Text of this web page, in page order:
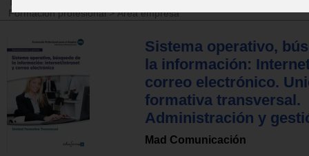
Formación profesional>Área empresa
Sistema operativo,
la información:
correo electrónico.
formativa transversal.
Administración y
Mad Comunicación